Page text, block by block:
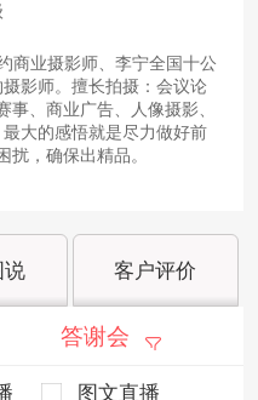
商业摄影师、李宁全国十公
影师。擅长拍摄：会议论
、商业广告、人像摄影、
大的感悟就是尽力做好前
扰，确保出精品。
说 客户评价
答谢会
图文直播